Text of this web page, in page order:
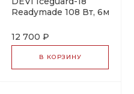
Readymade 108 Вт, 6м
греющий кабель
12 700 ₽
В КОРЗИНУ